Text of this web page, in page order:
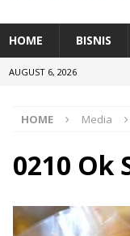
[ July 11,
HOME BISNIS
AUGUST 6, 2026
HOME Media
0210 Ok